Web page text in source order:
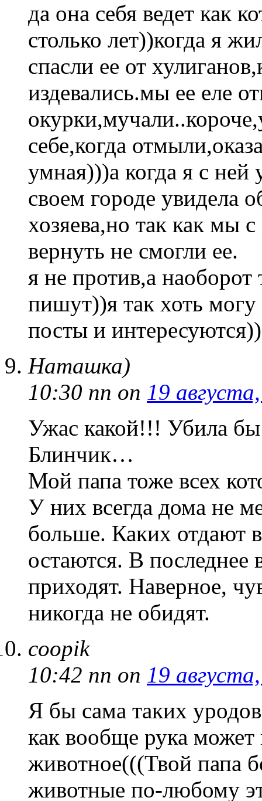
да она себя ведет как
столько лет))когда я
спасли ее от
издевались.мы ее еле
себе,когда
умная)))а когда я с ней
своем городе увидела
хозяева,но так как мы
вернуть не смогли ее.
я не против,а наоборот
пишут))я так хоть
посты и
Наташка)
10:30 пп on 19
Ужас какой!!! Убила бы
Блинчик…
Мой папа тоже всех
У них всегда дома не
больше. Каких отдают
остаются. В последнее
приходят. Наверное,
никогда не обидят.
coopik
10:42 пп on 19
Я бы сама таких
как вообще рука может
животное(((Твой папа
животные по-любому